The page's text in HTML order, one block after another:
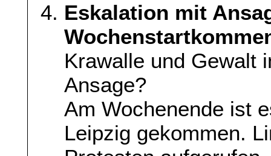
Eskalation mit
Krawalle und Gewalt
Ansage?
Am Wochenende ist
Leipzig gekommen.